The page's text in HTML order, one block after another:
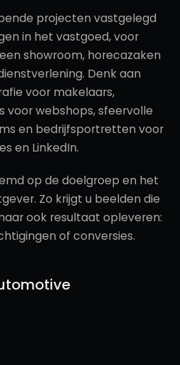
projecten vastgelegd
in het vastgoed, voor
showroom, horecazaken
Denk aan
voor makelaars,
webshops, sfeervolle
en bedrijfsportretten voor
en LinkedIn.
op de doelgroep en het
Zo krijgt u beelden die
ook resultaat opleveren:
of conversies.